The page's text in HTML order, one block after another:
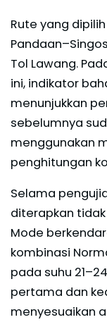
Rute yang
Tol Lawang.
ini, indikator
menunjukkan
sebelumnya
menggunakan
penghitungan
Selama
diterapkan
Mode
kombinasi
pada suhu
pertama dan
menyesuaikan